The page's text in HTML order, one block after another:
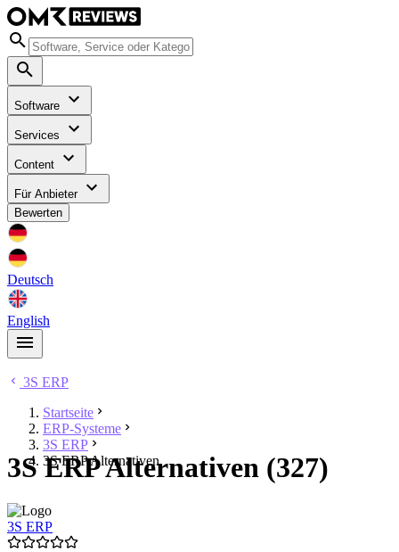
Software
Services
Content
Für Anbieter
Bewerten
Deutsch
English
3S ERP
Startseite
ERP-Systeme
3S ERP
3S ERP Alternativen
3S ERP Alternativen (327)
3S ERP